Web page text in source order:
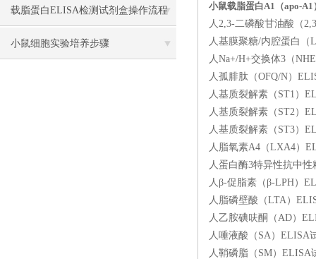
载脂蛋白ELISA检测试剂盒操作流程
方法
小鼠细胞实验培养步骤
小鼠载脂蛋白A1（apo-
人2,3-二磷酸甘油酸（
人基膜聚糖/内腔蛋白（
人Na+/H+交换体3（
人孤腓肽（OFQ/N）
人基质裂解素（ST1）
人基质裂解素（ST2）
人基质裂解素（ST3）
人脂氧素A4（LXA4）
人蛋白酶3特异性抗中
人β-促脂素（β-LPH）
人脂磷壁酸（LTA）
人乙胺碘呋酮（AD）
人唾液酸（SA）ELISA
人鞘磷脂（SM）ELISA